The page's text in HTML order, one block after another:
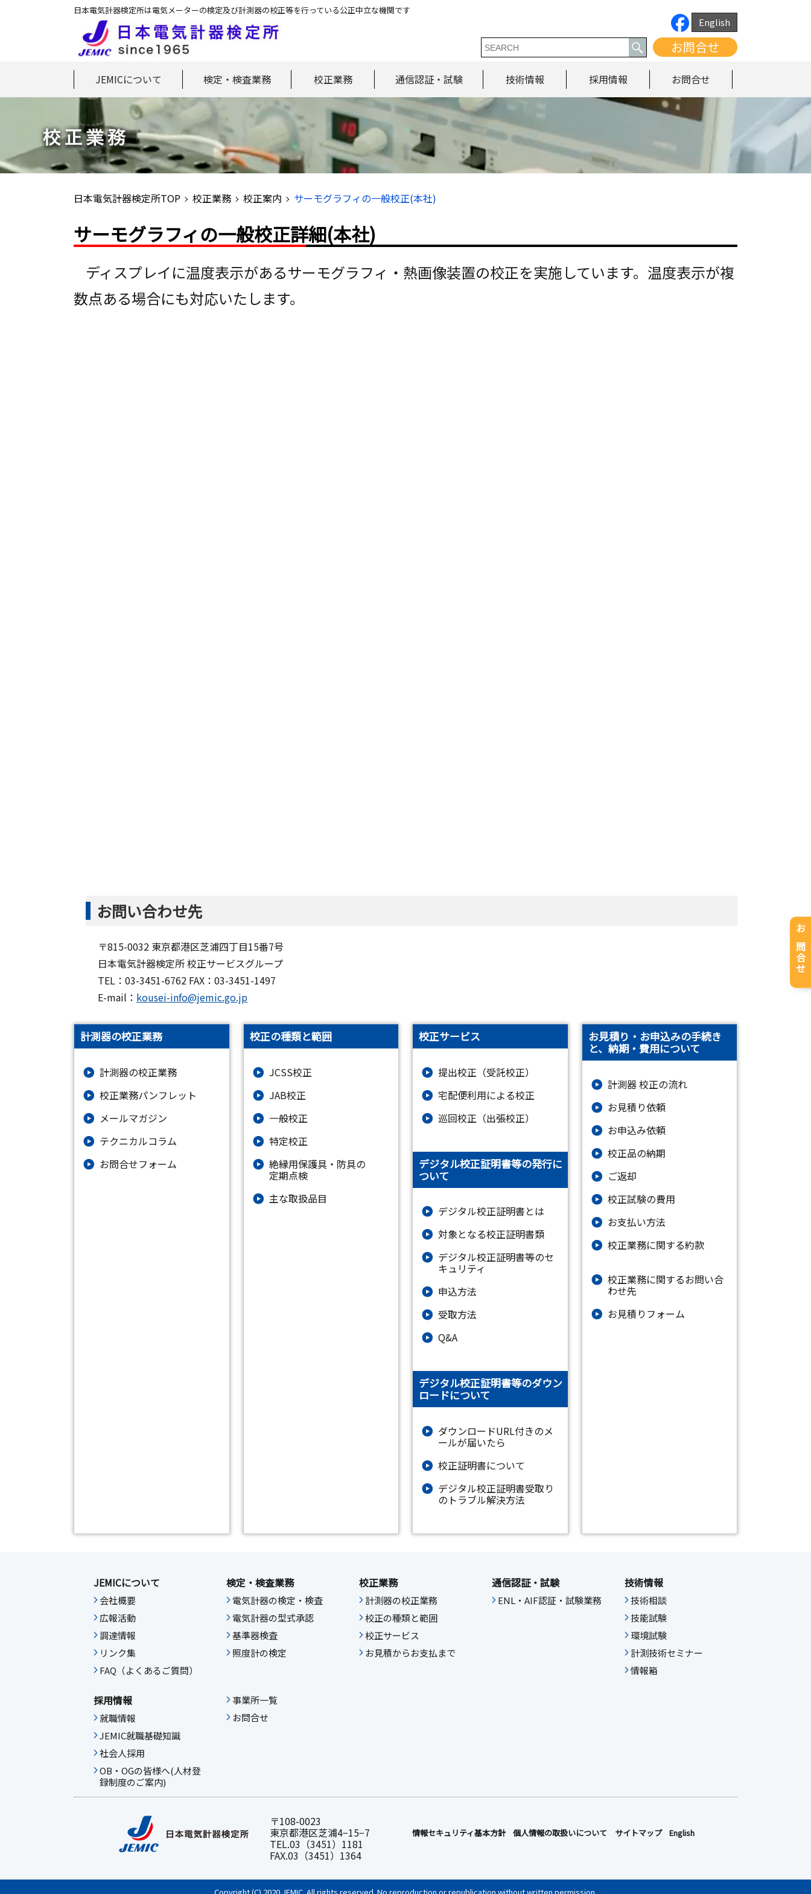
日本電気計器検定所は電気メーターの検定及び計測器の校正等を行っている公正中立な機関です
English
お問合せ
JEMICについて 検定・検査業務 校正業務 通信認証・試験 技術情報 採用情報 お問合せ
日本電気計器検定所TOP 校正業務 校正案内 サーモグラフィの一般校正(本社)
サーモグラフィの一般校正詳細(本社)
ディスプレイに温度表示があるサーモグラフィ・熱画像装置の校正を実施しています。温度表示が複
数点ある場合にも対応いたします。
お問い合わせ先
〒815-0032 東京都港区芝浦四丁目15番7号
日本電気計器検定所 校正サービスグループ
TEL：03-3451-6762 FAX：03-3451-1497
E-mail： kousei-info@jemic.go.jp
計測器の校正業務
計測器の校正業務
校正業務パンフレット
メールマガジン
テクニカルコラム
お問合せフォーム
校正の種類と範囲
JCSS校正
JAB校正
一般校正
特定校正
絶縁⽤保護具・防具の
定期点検
主な取扱品目
校正サービス
提出校正（受託校正）
宅配便利用による校正
巡回校正（出張校正）
デジタル校正証明書等の発行に
ついて
デジタル校正証明書とは
対象となる校正証明書類
デジタル校正証明書等のセ
キュリティ
申込方法
受取方法
Q&A
デジタル校正証明書等のダウン
ロードについて
ダウンロードURL付きのメ
ールが届いたら
校正証明書について
デジタル校正証明書受取り
のトラブル解決方法
お見積り・お申込みの手続き
と、納期・費用について
計測器 校正の流れ
お見積り依頼
お申込み依頼
校正品の納期
ご返却
校正試験の費用
お支払い方法
校正業務に関する約款
校正業務に関するお問い合
わせ先
お⾒積りフォーム
お問合せ
JEMICについて
会社概要
広報活動
調達情報
リンク集
FAQ（よくあるご質問）
検定・検査業務
電気計器の検定・検査
電気計器の型式承認
基準器検査
照度計の検定
校正業務
計測器の校正業務
校正の種類と範囲
校正サービス
お見積からお支払まで
通信認証・試験
ENL・AIF認証・試験業務
技術情報
技術相談
技能試験
環境試験
計測技術セミナー
情報箱
採用情報
就職情報
JEMIC就職基礎知識
社会人採用
OB・OGの皆様へ(人材登
録制度のご案内)
事業所一覧
お問合せ
〒108-0023
東京都港区芝浦4−15−7
TEL.03（3451）1181
FAX.03（3451）1364
情報セキュリティ基本⽅針 個人情報の取扱いについて サイトマップ English